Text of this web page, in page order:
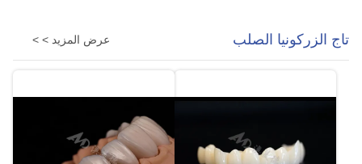
تاج الزركونيا الصلب عرض المزيد > >